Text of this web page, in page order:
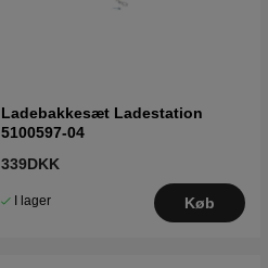
Ladebakkesæt Ladestation
5100597-04
339DKK
I lager Køb